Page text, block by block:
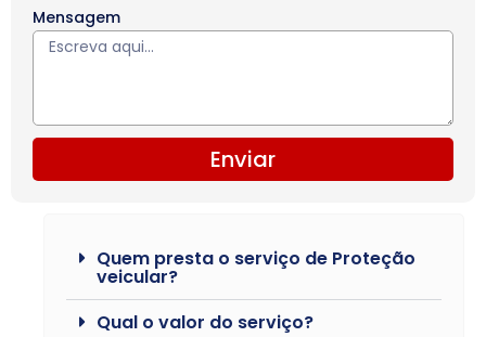
Mensagem
Enviar
Quem presta o serviço de Proteção
veicular?
Qual o valor do serviço?